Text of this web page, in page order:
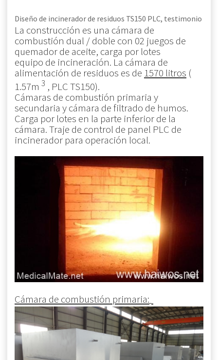
Diseño de incinerador de residuos TS150 PLC, testimonio
La construcción es una cámara de
combustión dual / doble con 02 juegos de
quemador de aceite, carga por lotes
equipo de incineración. La cámara de
alimentación de residuos es de 1570 litros (
1.57m 3 , PLC TS150).
Cámaras de combustión primaria y
secundaria y cámara de filtrado de humos.
Carga por lotes en la parte inferior de la
cámara. Traje de control de panel PLC de
incinerador para operación local.
Cámara de combustión primaria: